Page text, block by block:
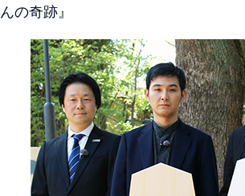
んの奇跡』